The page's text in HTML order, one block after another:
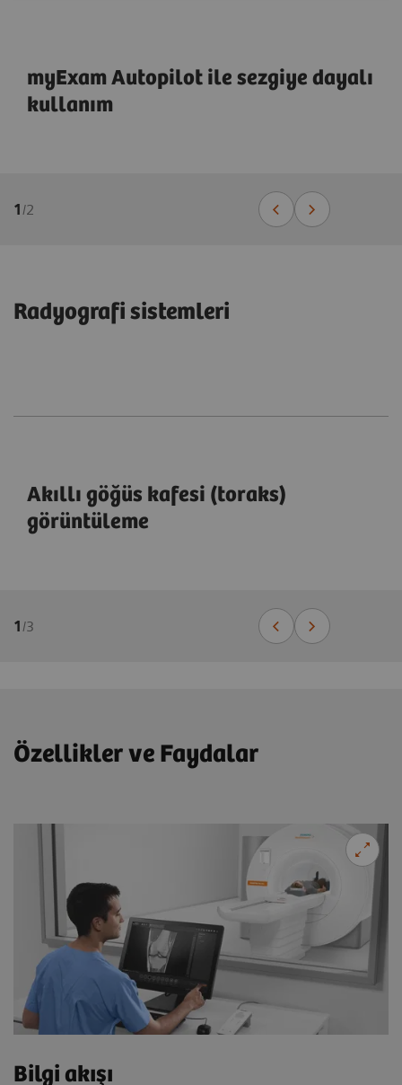
myExam Autopilot ile sezgiye dayalı
kullanım
1 /2
Radyografi sistemleri
Akıllı göğüs kafesi (toraks)
görüntüleme
1 /3
Özellikler ve Faydalar
Bilgi akışı